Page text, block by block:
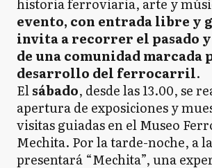
historia ferroviaria, arte y
evento, con entrada libre y
invita a recorrer el pasado
de una comunidad marcada
desarrollo del ferrocarril.
Elsábado, desde las 13.00, se
apertura de exposiciones y
visitas guiadas en el Museo
Mechita. Por la tarde-noche, a
presentará “Mechita”, una